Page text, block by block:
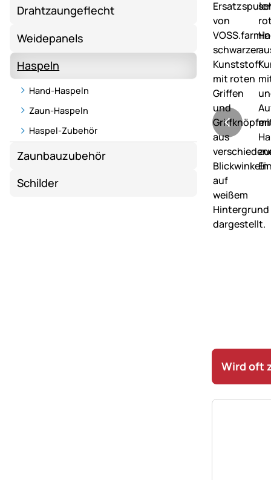
Drahtzaungeflecht
Weidepanels
Haspeln
Hand-Haspeln
Zaun-Haspeln
Haspel-Zubehör
Zaunbauzubehör
Schilder
Wird oft